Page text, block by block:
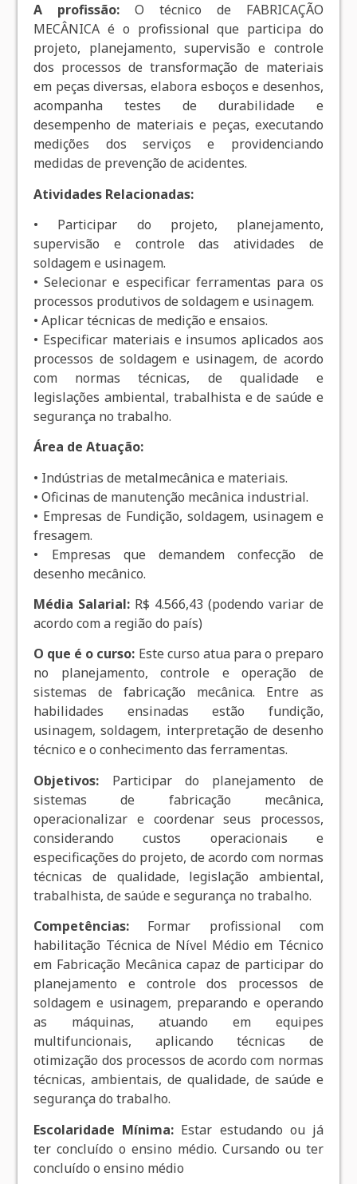
A profissão: O técnico de FABRICAÇÃO
MECÂNICA é o profissional que participa do
projeto, planejamento, supervisão e controle
dos processos de transformação de materiais
em peças diversas, elabora esboços e desenhos,
acompanha testes de durabilidade e
desempenho de materiais e peças, executando
medições dos serviços e providenciando
medidas de prevenção de acidentes.
Atividades Relacionadas:
• Participar do projeto, planejamento,
supervisão e controle das atividades de
soldagem e usinagem.
• Selecionar e especificar ferramentas para os
processos produtivos de soldagem e usinagem.
• Aplicar técnicas de medição e ensaios.
• Especificar materiais e insumos aplicados aos
processos de soldagem e usinagem, de acordo
com normas técnicas, de qualidade e
legislações ambiental, trabalhista e de saúde e
segurança no trabalho.
Área de Atuação:
• Indústrias de metalmecânica e materiais.
• Oficinas de manutenção mecânica industrial.
• Empresas de Fundição, soldagem, usinagem e
fresagem.
• Empresas que demandem confecção de
desenho mecânico.
Média Salarial: R$ 4.566,43 (podendo variar de
acordo com a região do país)
O que é o curso: Este curso atua para o preparo
no planejamento, controle e operação de
sistemas de fabricação mecânica. Entre as
habilidades ensinadas estão fundição,
usinagem, soldagem, interpretação de desenho
técnico e o conhecimento das ferramentas.
Objetivos: Participar do planejamento de
sistemas de fabricação mecânica,
operacionalizar e coordenar seus processos,
considerando custos operacionais e
especificações do projeto, de acordo com normas
técnicas de qualidade, legislação ambiental,
trabalhista, de saúde e segurança no trabalho.
Competências: Formar profissional com
habilitação Técnica de Nível Médio em Técnico
em Fabricação Mecânica capaz de participar do
planejamento e controle dos processos de
soldagem e usinagem, preparando e operando
as máquinas, atuando em equipes
multifuncionais, aplicando técnicas de
otimização dos processos de acordo com normas
técnicas, ambientais, de qualidade, de saúde e
segurança do trabalho.
Escolaridade Mínima: Estar estudando ou já
ter concluído o ensino médio. Cursando ou ter
concluído o ensino médio